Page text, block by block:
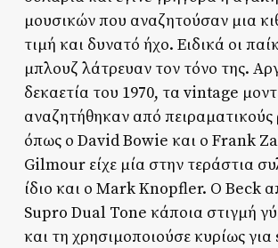
μουσικών που αναζητούσαν μια
τιμή και δυνατό ήχο. Ειδικά οι
μπλουζ λάτρευαν τον τόνο της.
δεκαετία του 1970, τα vintage
αναζητήθηκαν από πειραματικούς
όπως ο David Bowie και ο Frank
Gilmour είχε μία στην τεράστια
ίδιο και ο Μark Knopfler. Ο Beck
Supro Dual Tone κάποια στιγμή
και τη χρησιμοποιούσε κυρίως